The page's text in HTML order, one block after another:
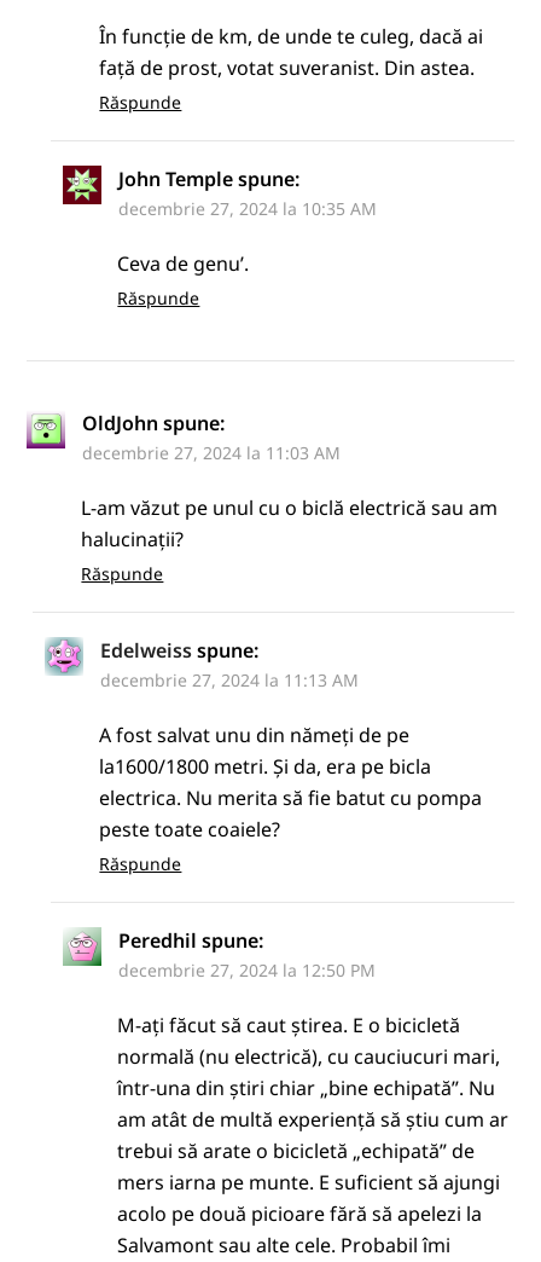
În funcție de km, de unde te culeg, dacă ai
față de prost, votat suveranist. Din astea.
Răspunde
John Temple spune:
decembrie 27, 2024 la 10:35 AM
Ceva de genu’.
Răspunde
OldJohn spune:
decembrie 27, 2024 la 11:03 AM
L-am văzut pe unul cu o biclă electrică sau am
halucinații?
Răspunde
Edelweiss spune:
decembrie 27, 2024 la 11:13 AM
A fost salvat unu din nămeți de pe
la1600/1800 metri. Și da, era pe bicla
electrica. Nu merita să fie batut cu pompa
peste toate coaiele?
Răspunde
Peredhil spune:
decembrie 27, 2024 la 12:50 PM
M-ați făcut să caut știrea. E o bicicletă
normală (nu electrică), cu cauciucuri mari,
într-una din știri chiar „bine echipată”. Nu
am atât de multă experiență să știu cum ar
trebui să arate o bicicletă „echipată” de
mers iarna pe munte. E suficient să ajungi
acolo pe două picioare fără să apelezi la
Salvamont sau alte cele. Probabil îmi